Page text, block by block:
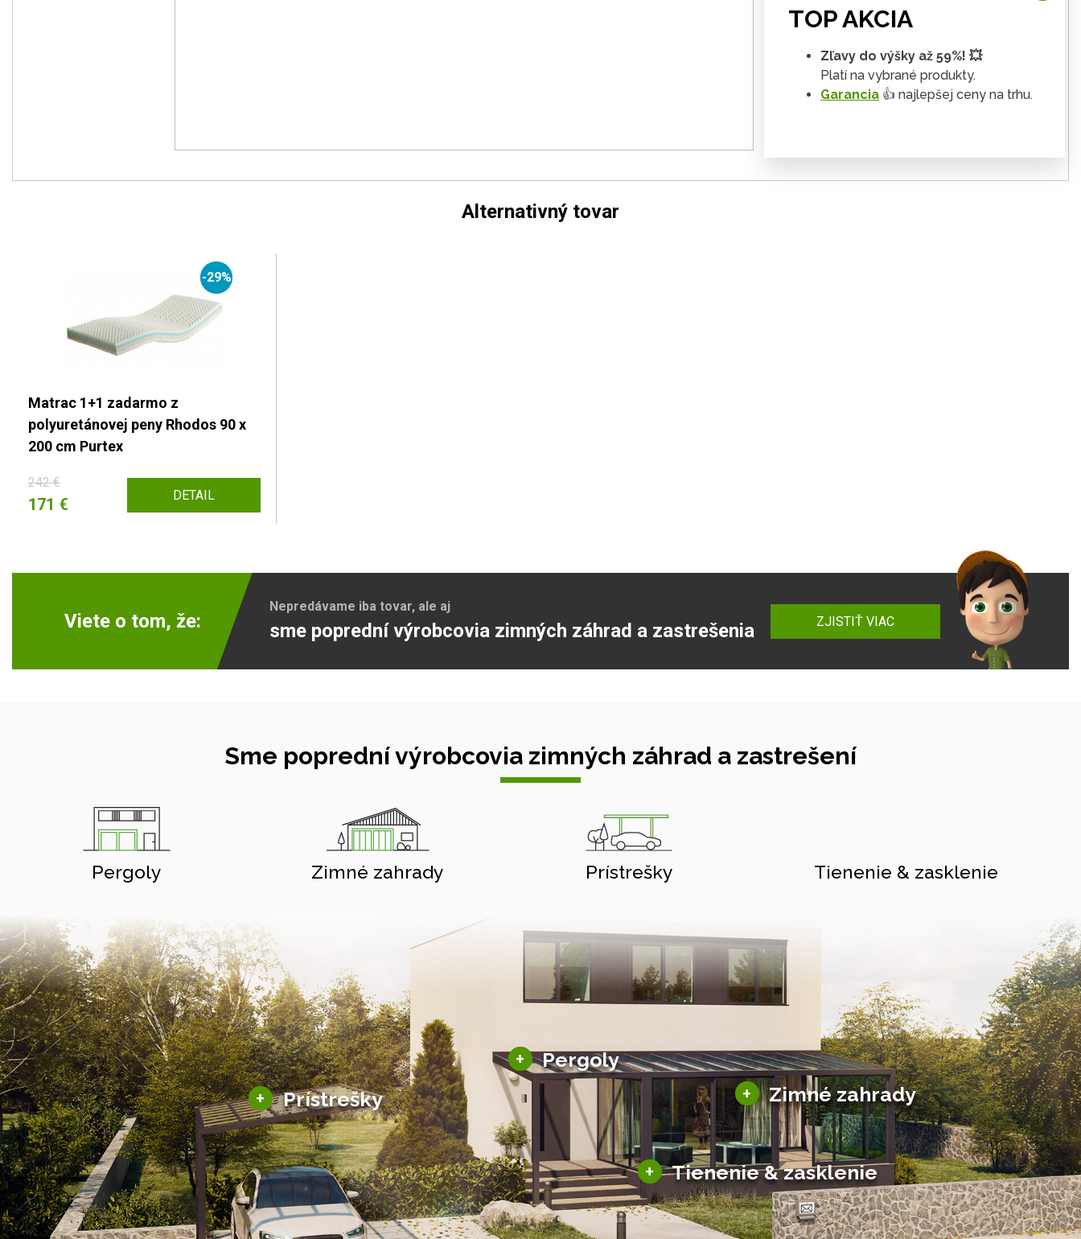
Alternativný tovar
-29%
Matrac 1+1 zadarmo z
polyuretánovej peny Rhodos 90 x
200 cm Purtex
242 €
171 € DETAIL
Viete o tom, že:
Nepredávame iba tovar, ale aj
sme poprední výrobcovia zimných záhrad a zastrešenia ZJISTIŤ VIAC
Sme poprední výrobcovia zimných záhrad a zastrešení
Pergoly Zimné zahrady Prístrešky Tienenie & zasklenie
+ Pergoly
Hliníkové pergoly
Bioklimatické pergoly
Altány a zastrešenie
Solárne pergoly
+ Zimné zahrady
Sezónne zimné záhrady
Hliníkové zimné záhrady
Posuvné zimné záhrady
Solárne zimné záhrady
+ Prístrešky
Hliníkové prístrešky
Solárne prístrešky pre auto
+ Tienenie & zasklenie
Tienenie
Zasklenie
TOP AKCIA
Zľavy do výšky až 59%! 💥
Platí na vybrané produkty.
Garancia 👍 najlepšej ceny na trhu.